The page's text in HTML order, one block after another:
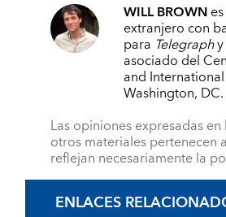
WILL BROWNes
extranjero con
para Telegraphy
asociado del
and
Washington, DC.
Las opiniones expresadas
otros materiales pertenecen
reflejan necesariamente la
ENLACES